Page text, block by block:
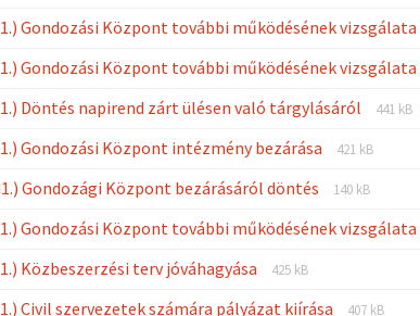
pdf
Gondozási Központ további működésének vizsgálata
Gondozási Központ további működésének vizsgálata
Döntés napirend zárt ülésen való tárgylásáról
File
File
441 kB
Gondozási Központ intézmény bezárása
File
pdf
File
421 kB
Gondozági Központ bezárásáról döntés
File
pdf
File
140 kB
Gondozási Központ további működésének vizsgálata
Közbeszerzési terv jóváhagyása
File
pdf
File
425 kB
Civil szervezetek számára pályázat kiírása
File
File
407 kB